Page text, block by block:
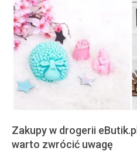
Zakupy w drogerii
warto zwrócić uwagę